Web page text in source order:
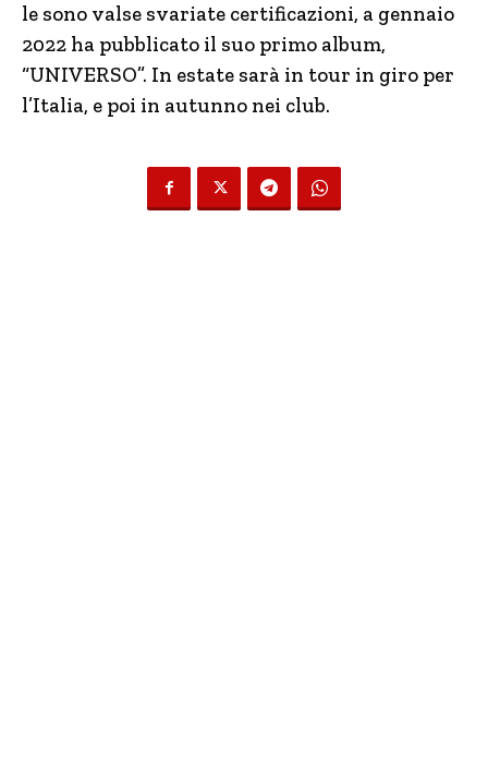
le sono valse svariate certificazioni, a gennaio
2022 ha pubblicato il suo primo album,
“UNIVERSO”. In estate sarà in tour in giro per
l’Italia, e poi in autunno nei club.